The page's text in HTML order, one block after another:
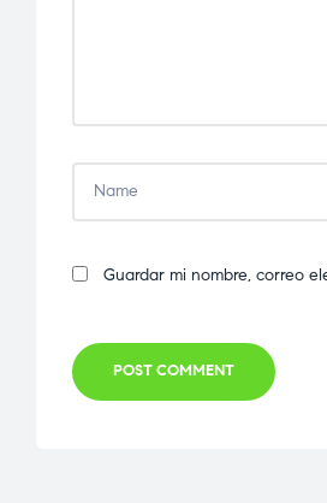
Guardar mi nombre, correo
POST COMMENT